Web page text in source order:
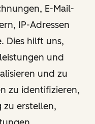
E-Mail-
IP-Adressen
Dies hilft uns,
und
und zu
zu identifizieren,
zu erstellen,